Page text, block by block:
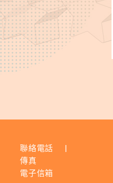
聯絡電話
|
傳真
電子信箱